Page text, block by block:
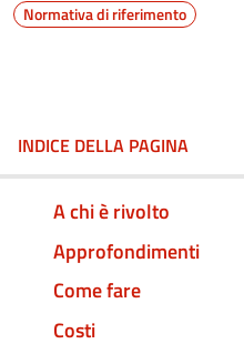
Normativa di riferimento
INDICE DELLA PAGINA
A chi è rivolto
Approfondimenti
Come fare
Costi